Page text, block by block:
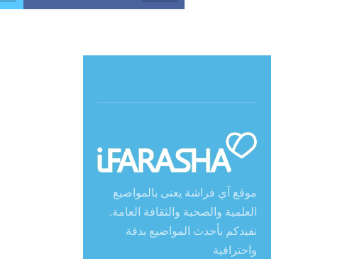
موقع آي فراشة يعنى بالمواضيع
العلمية والصحية والثقافة العامة.
نفيدكم بأحدث المواضيع بدقة
واحترافية